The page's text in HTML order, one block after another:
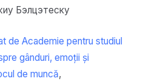
Бэлцэтеску
de Academie pentru studiul
gânduri, emoții și
de muncă,